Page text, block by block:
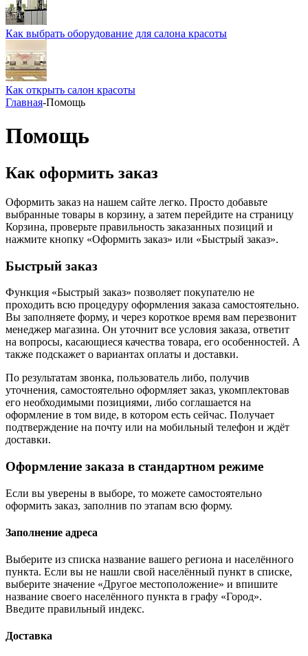
Как выбрать оборудование для салона красоты
Как открыть салон красоты
Главная-Помощь
Помощь
Как оформить заказ
Оформить заказ на нашем сайте легко. Просто добавьте
выбранные товары в корзину, а затем перейдите на страницу
Корзина, проверьте правильность заказанных позиций и
нажмите кнопку «Оформить заказ» или «Быстрый заказ».
Быстрый заказ
Функция «Быстрый заказ» позволяет покупателю не
проходить всю процедуру оформления заказа самостоятельно.
Вы заполняете форму, и через короткое время вам перезвонит
менеджер магазина. Он уточнит все условия заказа, ответит
на вопросы, касающиеся качества товара, его особенностей. А
также подскажет о вариантах оплаты и доставки.
По результатам звонка, пользователь либо, получив
уточнения, самостоятельно оформляет заказ, укомплектовав
его необходимыми позициями, либо соглашается на
оформление в том виде, в котором есть сейчас. Получает
подтверждение на почту или на мобильный телефон и ждёт
доставки.
Оформление заказа в стандартном режиме
Если вы уверены в выборе, то можете самостоятельно
оформить заказ, заполнив по этапам всю форму.
Заполнение адреса
Выберите из списка название вашего региона и населённого
пункта. Если вы не нашли свой населённый пункт в списке,
выберите значение «Другое местоположение» и впишите
название своего населённого пункта в графу «Город».
Введите правильный индекс.
Доставка